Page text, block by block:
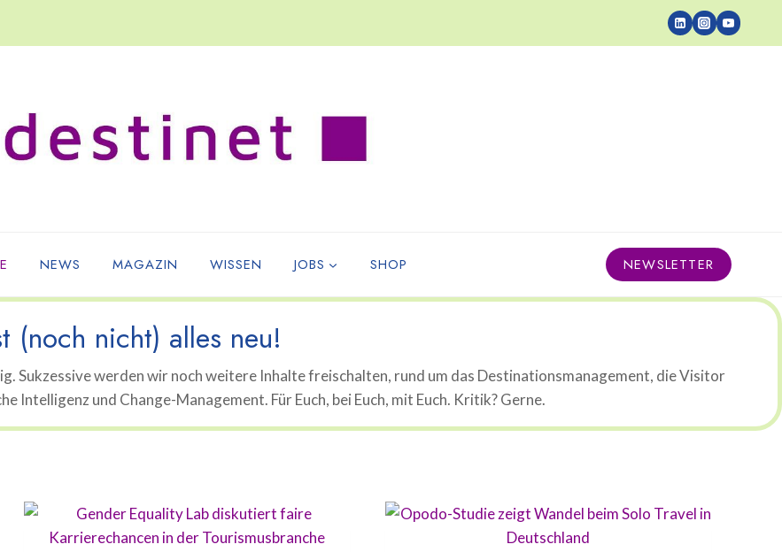
NEWS MAGAZIN WISSEN JOBS SHOP NEWSLETTER
(noch nicht) alles neu!
Sukzessive werden wir noch weitere Inhalte freischalten, rund um das Destinationsmanagement, die Visitor
Intelligenz und Change-Management. Für Euch, bei Euch, mit Euch. Kritik? Gerne.